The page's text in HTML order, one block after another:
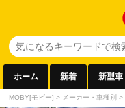
ホーム 新着 新型車
MOBY[モビー] > メーカー・車種別 >